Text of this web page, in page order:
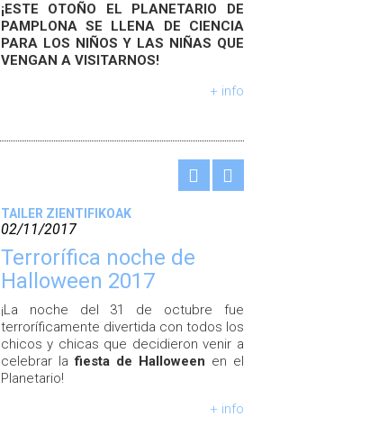
¡ESTE OTOÑO EL PLANETARIO DE
PAMPLONA SE LLENA DE CIENCIA
PARA LOS NIÑOS Y LAS NIÑAS QUE
VENGAN A VISITARNOS!
+ info
TAILER ZIENTIFIKOAK
02/11/2017
Terrorífica noche de
Halloween 2017
¡La noche del 31 de octubre fue
terroríficamente divertida con todos los
chicos y chicas que decidieron venir a
celebrar la fiesta de Halloween en el
Planetario!
+ info